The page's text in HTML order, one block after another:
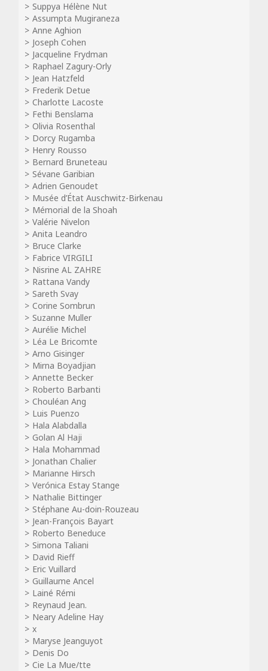
Suppya Hélène Nut
Assumpta Mugiraneza
Anne Aghion
Joseph Cohen
Jacqueline Frydman
Raphael Zagury-Orly
Jean Hatzfeld
Frederik Detue
Charlotte Lacoste
Fethi Benslama
Olivia Rosenthal
Dorcy Rugamba
Henry Rousso
Bernard Bruneteau
Sévane Garibian
Adrien Genoudet
Musée d’État Auschwitz-Birkenau
Mémorial de la Shoah
Valérie Nivelon
Anita Leandro
Bruce Clarke
Fabrice VIRGILI
Nisrine AL ZAHRE
Rattana Vandy
Sareth Svay
Corine Sombrun
Suzanne Muller
Aurélie Michel
Léa Le Bricomte
Arno Gisinger
Mirna Boyadjian
Annette Becker
Roberto Barbanti
Chouléan Ang
Luis Puenzo
Hala Alabdalla
Golan Al Haji
Hala Mohammad
Jonathan Chalier
Marianne Hirsch
Verónica Estay Stange
Nathalie Bittinger
Stéphane Au-doin-Rouzeau
Jean-François Bayart
Roberto Beneduce
Simona Taliani
David Rieff
Eric Vuillard
Guillaume Ancel
Lainé Rémi
Reynaud Jean.
Neary Adeline Hay
x
Maryse Jeanguyot
Denis Do
Cie La Mue/tte